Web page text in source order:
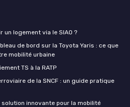
un logement via le SIAO ?
de bord sur la Toyota Yaris : ce que
mobilité urbaine
TS à la RATP
de la SNCF : un guide pratique
innovante pour la mobilité